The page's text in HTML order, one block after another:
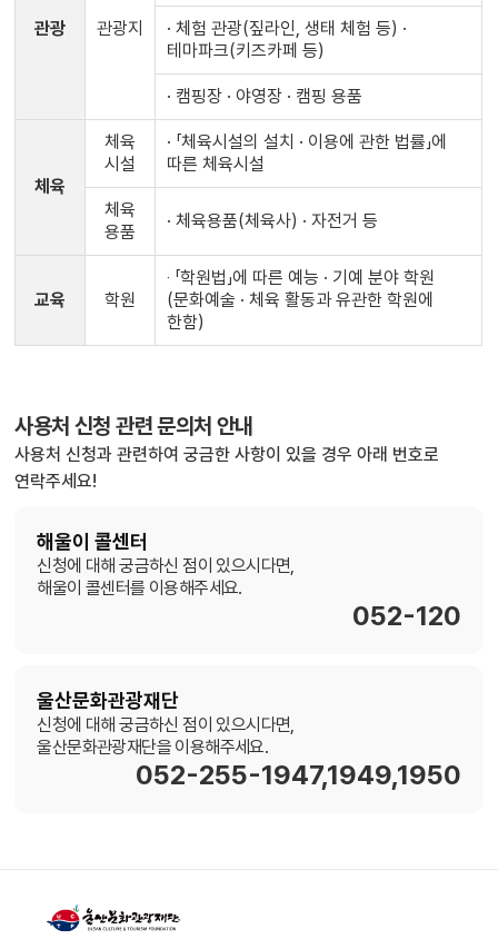
관광 관광지
· 체험 관광(짚라인, 생태 체험 등) ·
테마파크(키즈카페 등)
· 캠핑장 · 야영장 · 캠핑 용품
체육
체육
시설
· 「체육시설의 설치 · 이용에 관한 법률」에
따른 체육시설
체육
용품
· 체육용품(체육사) · 자전거 등
교육 학원
‧ 「학원법」에 따른 예능 · 기예 분야 학원
(문화예술 · 체육 활동과 유관한 학원에
한함)
사용처 신청 관련 문의처 안내
사용처 신청과 관련하여 궁금한 사항이 있을 경우 아래 번호로
연락주세요!
해울이 콜센터
신청에 대해 궁금하신 점이 있으시다면,
해울이 콜센터를 이용해주세요.
052-120
울산문화관광재단
신청에 대해 궁금하신 점이 있으시다면,
울산문화관광재단을 이용해주세요.
052-255-1947,1949,1950